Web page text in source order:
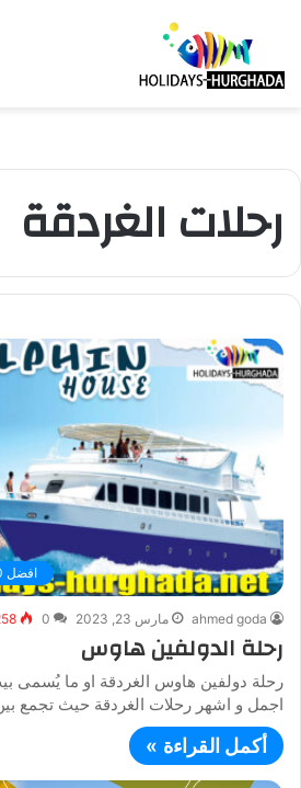
رحلات الغردقة
افضل 10 رحلات في مدينة الغردقة
ahmed goda مارس 23, 2023 0
رحلة الدولفين هاوس
رحلة دولفين هاوس الغردقة او ما يُسمى
اجمل و اشهر رحلات الغردقة حيث تجمع
أكمل القراءة »